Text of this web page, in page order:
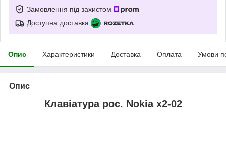
Замовлення під захистом
Доступна доставка
Опис Характеристики Доставка Оплата Умови
Опис
Клавіатура рос. Nokia x2-02